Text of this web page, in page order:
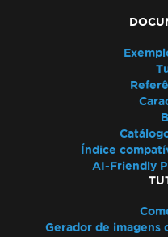
Índice
AI-Friendly
Gerador de imagens